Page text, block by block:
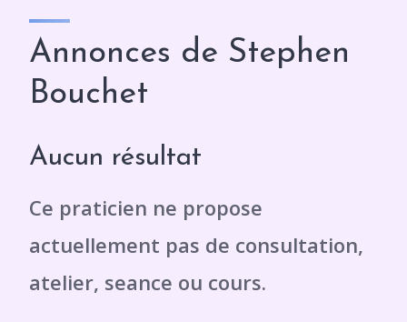
Annonces de Stephen
Bouchet
Aucun résultat